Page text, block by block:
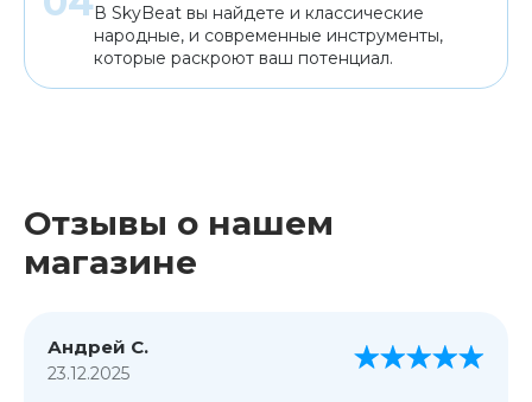
В SkyBeat вы найдете и классические
народные, и современные инструменты,
которые раскроют ваш потенциал.
Отзывы о нашем
магазине
Андрей С.
23.12.2025